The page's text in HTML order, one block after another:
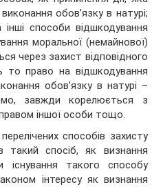
обов’язку в натурі;
способи відшкодування
моральної (немайнової)
через захист відповідного
то право на відшкодування
обов’язку в натурі –
завжди корелюється з
іншої особи тощо.
способів захисту
такий спосіб, як визнання
існування такого способу
інтересу як визнання